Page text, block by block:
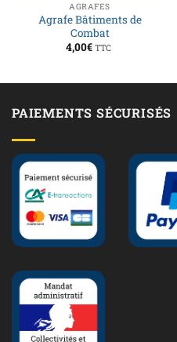
AGRAFES
Agrafe Bâtiments de
Combat
4,00€ TTC
PAIEMENTS SÉCURISÉS